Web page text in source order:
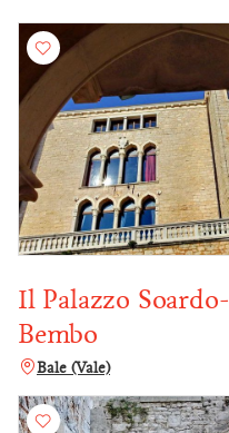
Il Palazzo Soardo-
Bembo
Bale (Vale)